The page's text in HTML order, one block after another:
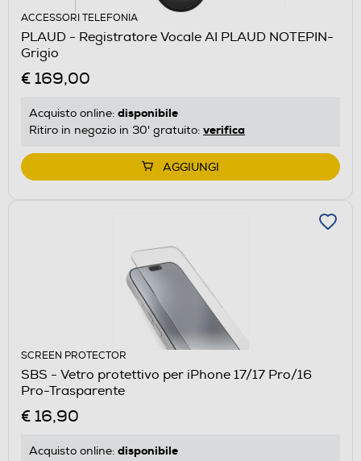
ACCESSORI TELEFONIA
PLAUD - Registratore Vocale AI PLAUD NOTEPIN-
Grigio
€ 169,00
Acquisto online: disponibile
Ritiro in negozio in 30' gratuito: verifica
AGGIUNGI
SCREEN PROTECTOR
SBS - Vetro protettivo per iPhone 17/17 Pro/16
Pro-Trasparente
€ 16,90
Acquisto online: disponibile